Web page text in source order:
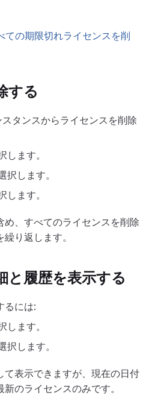
ての期限切れライセンスを削
する
タンスからライセンスを削除
します。
択します。
します。
、すべてのライセンスを削除
り返します。
と履歴を表示する
るには:
します。
択します。
て表示できますが、現在の日付
のライセンスのみです。